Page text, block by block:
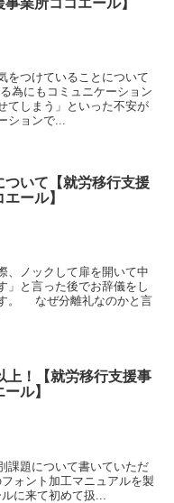
をつけていることについて
為にもコミュニケーション
てしまう」といった不安が
ションで...
ついて【就労移行支援
ール】
、ノックして扉を開いて中
」と言った後でお辞儀をし
。 なぜ分離礼なのかと言
上！【就労移行支援事
ル】
課題について書いていただ
ォント加工マニュアルを製
に来て初めて扱...